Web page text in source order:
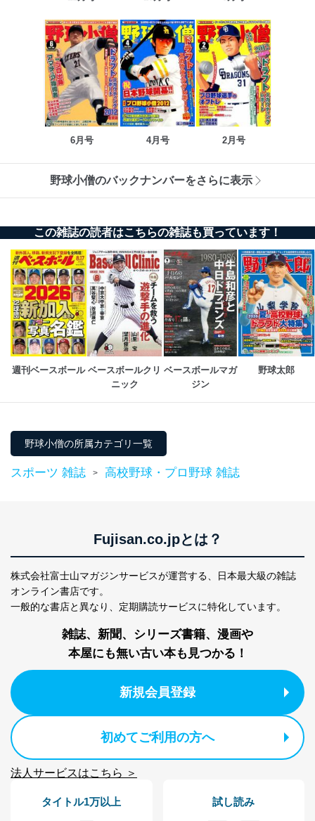
6月号 4月号 2月号
野球小僧のバックナンバーをさらに表示
この雑誌の読者はこちらの雑誌も買っています！
週刊ベースボール ベースボールクリ
ニック
ベースボールマガ
ジン
野球太郎
野球小僧の所属カテゴリ一覧
スポーツ 雑誌 > 高校野球・プロ野球 雑誌
Fujisan.co.jpとは？
株式会社富士山マガジンサービスが運営する、
日本最大級の雑誌
オンライン書店です。
一般的な書店と異なり、 定期購読サービスに特化しています。
雑誌、新聞、シリーズ書籍、漫画や
本屋にも無い古い本も見つかる！
新規会員登録
初めてご利用の方へ
法人サービスはこちら ＞
タイトル1万以上 試し読み